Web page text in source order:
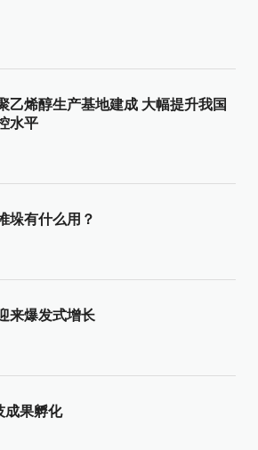
乙烯醇生产基地建成 大幅提升我国
水平
垛有什么用？
来爆发式增长
成果孵化